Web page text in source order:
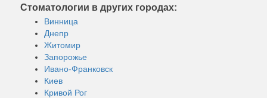
Стоматологии в других городах:
Винница
Днепр
Житомир
Запорожье
Ивано-Франковск
Киев
Кривой Рог